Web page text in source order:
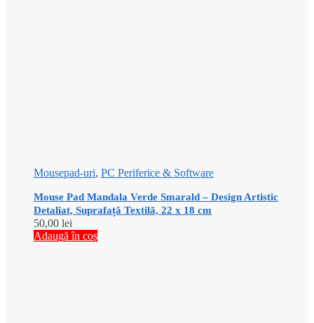
Mousepad-uri, PC Periferice & Software
Mouse Pad Mandala Verde Smarald – Design Artistic
Detaliat, Suprafață Textilă, 22 x 18 cm
50,00 lei
Adaugă în coș